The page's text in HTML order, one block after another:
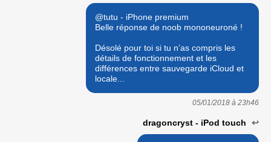
@tutu - iPhone premium
Belle réponse de noob mononeuroné !
Désolé pour toi si tu n’as compris les
détails de fonctionnement et les
différences entre sauvegarde iCloud et
locale...
05/01/2018 à 23h46
dragoncryst - iPod touch ↩